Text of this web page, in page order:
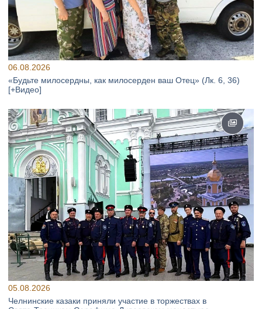
06.08.2026
«Будьте милосердны, как милосерден ваш Отец» (Лк. 6, 36)
[+Видео]
05.08.2026
Челнинские казаки приняли участие в торжествах в